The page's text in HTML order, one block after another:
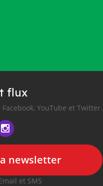
flux
YouTube et Twitter.
newsletter
et SMS